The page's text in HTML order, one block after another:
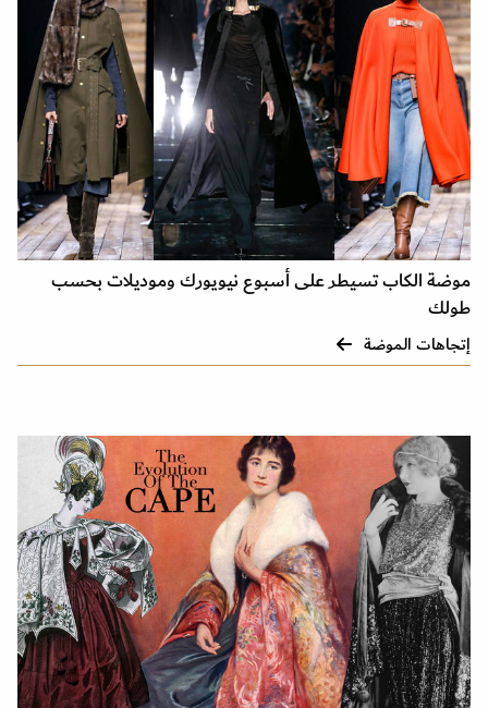
موضة الكاب تسيطر على أسبوع نيويورك وموديلات بحسب
طولك
إتجاهات الموضة